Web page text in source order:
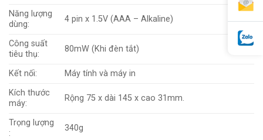
Năng lượng
dùng:
4 pin x 1.5V (AAA – Alkaline)
Công suất
tiêu thụ:
80mW (Khi đèn tắt)
Kết nối:
Máy tính và máy in
Kích thước
máy:
Rộng 75 x dài 145 x cao 31mm.
Trọng lượng
:
340g